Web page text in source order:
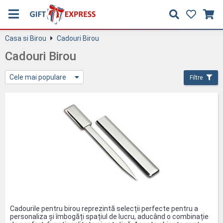
Casa si Birou Cadouri Birou
Cadouri Birou
Cele mai populare Filtre
Cadourile pentru birou reprezintă selecții perfecte pentru a
personaliza și îmbogăți spațiul de lucru, aducând o combinație